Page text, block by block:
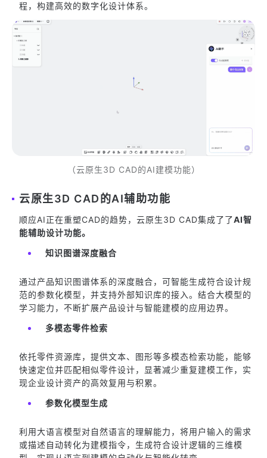
程，构建高效的数字化设计体系。
（云原生3D CAD的AI建模功能）
云原生3D CAD的AI辅助功能
顺应AI正在重塑CAD的趋势，云原生3D CAD集成了了AI智
能辅助设计功能。
知识图谱深度融合
通过产品知识图谱体系的深度融合，可智能生成符合设计规
范的参数化模型，并支持外部知识库的接入。结合大模型的
学习能力，不断扩展产品设计与智能建模的应用边界。
多模态零件检索
依托零件资源库，提供文本、图形等多模态检索功能，能够
快速定位并匹配相似零件设计，显著减少重复建模工作，实
现企业设计资产的高效复用与积累。
参数化模型生成
利用大语言模型对自然语言的理解能力，将用户输入的需求
或描述自动转化为建模指令，生成符合设计逻辑的三维模